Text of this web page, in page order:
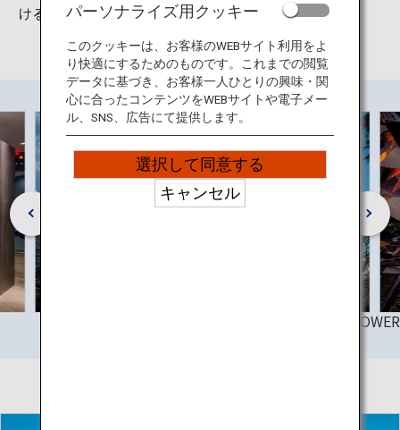
ける東京タワーは、東京観光の必見スポットです。
©TOKYO TOWER
パーソナライズ用クッキー
このクッキーは、お客様のWEBサイト利用をよ
り快適にするためのものです。これまでの閲覧
データに基づき、お客様一人ひとりの興味・関
心に合ったコンテンツをWEBサイトや電子メー
ル、SNS、広告にて提供します。
選択して同意する
キャンセル